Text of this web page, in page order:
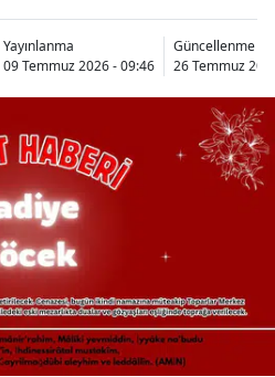
Yayınlanma
09 Temmuz 2026 - 09:46
Güncellenme
26 Temmuz